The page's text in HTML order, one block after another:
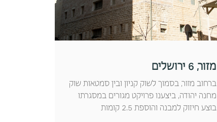
מזור, 6 ירושלים
ברחוב מזור, בסמוך לשוק קניון ובין סמטאות שוק
מחנה יהודה, ביצענו פרויקט מגורים במסגרתו
בוצע חיזוק למבנה והוספת 2.5 קומות